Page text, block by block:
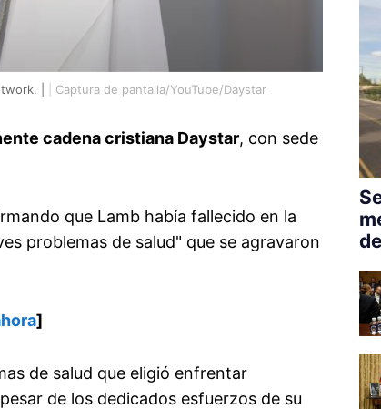
| Captura de pantalla/YouTube/Daystar
cadena cristiana Daystar, con sede
que Lamb había fallecido en la
problemas de salud" que se agravaron
]
de salud que eligió enfrentar
de los dedicados esfuerzos de su